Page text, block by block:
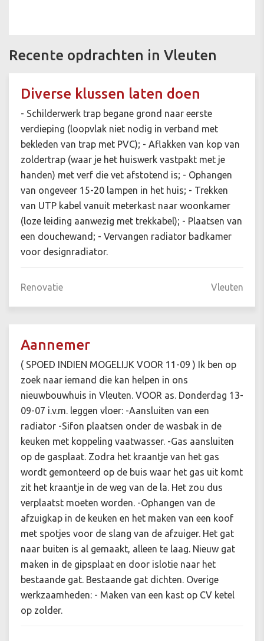
Recente opdrachten in Vleuten
Diverse klussen laten doen
- Schilderwerk trap begane grond naar eerste
verdieping (loopvlak niet nodig in verband met
bekleden van trap met PVC); - Aflakken van kop van
zoldertrap (waar je het huiswerk vastpakt met je
handen) met verf die vet afstotend is; - Ophangen
van ongeveer 15-20 lampen in het huis; - Trekken
van UTP kabel vanuit meterkast naar woonkamer
(loze leiding aanwezig met trekkabel); - Plaatsen van
een douchewand; - Vervangen radiator badkamer
voor designradiator.
Renovatie Vleuten
Aannemer
( SPOED INDIEN MOGELIJK VOOR 11-09 ) Ik ben op
zoek naar iemand die kan helpen in ons
nieuwbouwhuis in Vleuten. VOOR as. Donderdag 13-
09-07 i.v.m. leggen vloer: -Aansluiten van een
radiator -Sifon plaatsen onder de wasbak in de
keuken met koppeling vaatwasser. -Gas aansluiten
op de gasplaat. Zodra het kraantje van het gas
wordt gemonteerd op de buis waar het gas uit komt
zit het kraantje in de weg van de la. Het zou dus
verplaatst moeten worden. -Ophangen van de
afzuigkap in de keuken en het maken van een koof
met spotjes voor de slang van de afzuiger. Het gat
naar buiten is al gemaakt, alleen te laag. Nieuw gat
maken in de gipsplaat en door islotie naar het
bestaande gat. Bestaande gat dichten. Overige
werkzaamheden: - Maken van een kast op CV ketel
op zolder.